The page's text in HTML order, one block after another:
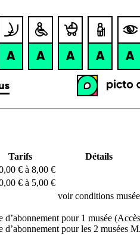
Tarifs
Détails
€ à 8,00 €
€ à 5,00 €
voir conditions musée
pour 1 musée
d’abonnement pour les 2 musées